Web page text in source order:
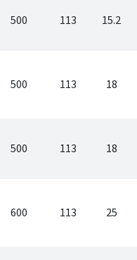
500 113 15.2
500 113 18
500 113 18
600 113 25